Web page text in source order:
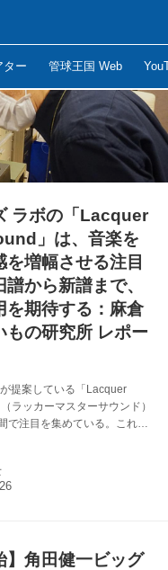
ター 管球王国 Web
ラボの「Lacquer
」は、音楽を
を増幅させる注目
から新譜まで、
を期待する：麻倉
もの研究所 レポー
提案している「Lacquer
ラッカーマスターサウンド）
で注目を集めている。これは
レゾ化する際にアナログラッ
音成分を再現、多くの情報を
して楽しめるという提案だ。
そのメリットについてミキサ
】角田健一ビッグ